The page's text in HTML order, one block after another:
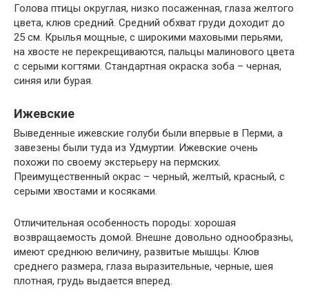
Голова птицы округлая, низко посаженная, глаза желтого
цвета, клюв средний. Средний обхват груди доходит до
25 см. Крылья мощные, с широкими маховыми перьями,
на хвосте не перекрещиваются, пальцы малинового цвета
с серыми когтями. Стандартная окраска зоба – черная,
синяя или бурая.
Ижевские
Выведенные ижевские голуби были впервые в Перми, а
завезены были туда из Удмуртии. Ижевские очень
похожи по своему экстерьеру на пермских.
Преимущественный окрас – черный, желтый, красный, с
серыми хвостами и косяками.
Отличительная особенность породы: хорошая
возвращаемость домой. Внешне довольно однообразны,
имеют среднюю величину, развитые мышцы. Клюв
среднего размера, глаза выразительные, черные, шея
плотная, грудь выдается вперед.